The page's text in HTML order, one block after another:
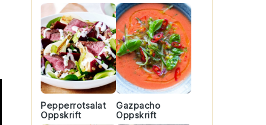
Pepperrotsalat
Oppskrift
Gazpacho
Oppskrift